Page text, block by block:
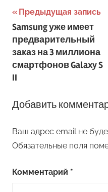
Навигация
по
записям
Предыдущая запись
Samsung уже имеет
предварительный
заказ на 3 миллиона
смартфонов Galaxy S
II
Добавить
Ваш адрес email не
Обязательные поля
Комментарий *